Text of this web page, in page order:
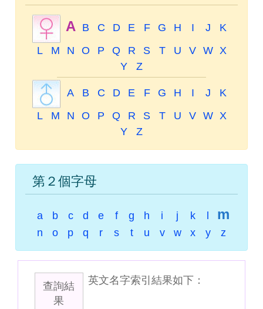
A B C D E F G H I J
K
L
M N O P Q R S T U V W X
Y
Z
A B C D E F G H I J
K
L
M N O P Q R S T U V W X
Y
Z
第２個字母
a b c d e f g h i j k m
n o p q r s t u v w x y z
查詢結
果
英文名字索引結果如下：